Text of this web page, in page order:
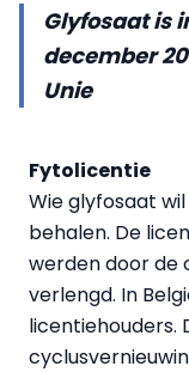
Glyfosaat is
december
Unie
Fytolicentie
Wie glyfosaat
behalen. De
werden door de
verlengd. In
licentiehouders.